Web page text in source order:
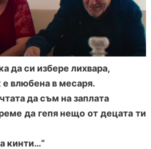
да си избере лихвара,
е влюбена в месаря.
да съм на заплата
да гепя нещо от децата ти
кинти…“